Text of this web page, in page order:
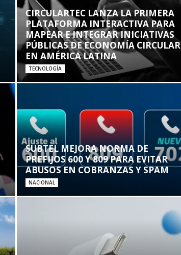
CIRCULARTEC LANZA LA PRIMERA
PLATAFORMA INTERACTIVA PARA
MAPEAR E INTEGRAR INICIATIVAS
PÚBLICAS DE ECONOMÍA CIRCULAR
EN AMÉRICA LATINA
TECNOLOGÍA
SUBTEL MEJORA NORMA DE
PREFIJOS 600 Y 809 PARA EVITAR
ABUSOS EN COBRANZAS Y SPAM
NACIONAL